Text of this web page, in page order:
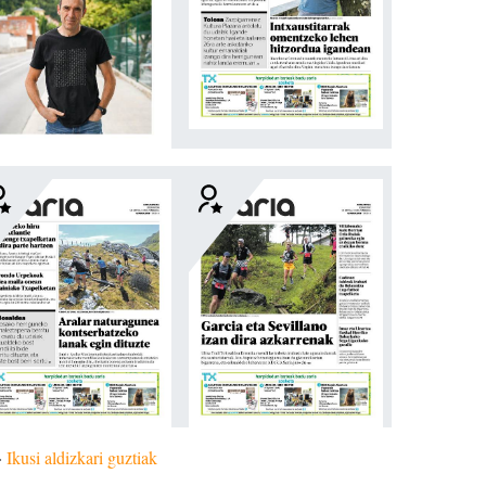
Ikusi aldizkari guztiak